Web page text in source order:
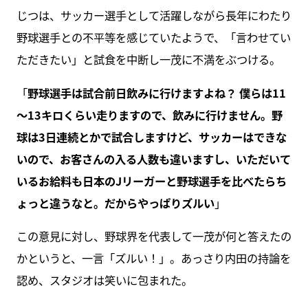
じつは、サッカー選手として活躍しながら長年にわたり
野球選手との不平等を感じていたようで、「言わせてい
ただきたい」と試食を中断し一茂に不満をぶつける。
「野球選手は試合前日飲みに行けますよね？ 僕らは11
～13キロくらい走りますので、飲みに行けません。野
球は3日連続とかで試合しますけど、サッカーはできな
いので、お客さんの入る人数も違いますし、いただいて
いるお給料も日本のJリーガーと野球選手を比べたらち
ょっと違うなと。だからやっぱりズルい」
この意見に対し、野球界を代表して一茂が何と答えたの
かというと、一言「ズルい！」。あっさり内田の持論を
認め、スタジオは笑いに包まれた。